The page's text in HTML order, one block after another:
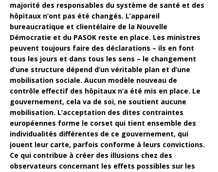
majorité des responsables du système de santé et des
hôpitaux n’ont pas été changés. L’appareil
bureaucratique et clientélaire de la Nouvelle
Démocratie et du PASOK reste en place. Les ministres
peuvent toujours faire des déclarations – ils en font
tous les jours et dans tous les sens – le changement
d’une structure dépend d’un véritable plan et d’une
mobilisation sociale. Aucun modèle nouveau de
contrôle effectif des hôpitaux n’a été mis en place. Le
gouvernement, cela va de soi, ne soutient aucune
mobilisation. L’acceptation des dites contraintes
européennes forme le corset qui tient ensemble des
individualités différentes de ce gouvernement, qui
jouent leur carte, parfois conforme à leurs convictions.
Ce qui contribue à créer des illusions chez des
observateurs concernant les effets possibles sur les